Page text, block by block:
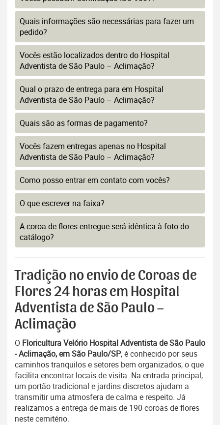
Quais informações são necessárias para fazer um
pedido?
Vocês estão localizados dentro do Hospital
Adventista de São Paulo – Aclimação?
Qual o prazo de entrega para em Hospital
Adventista de São Paulo – Aclimação?
Quais são as formas de pagamento?
Vocês fazem entregas apenas no Hospital
Adventista de São Paulo – Aclimação?
Como posso entrar em contato com vocês?
O que escrever na faixa?
A coroa de flores entregue será idêntica à foto do
catálogo?
Tradição no envio de Coroas de
Flores 24 horas em Hospital
Adventista de São Paulo –
Aclimação
O Floricultura Velório Hospital Adventista de São Paulo
- Aclimação, em São Paulo/SP, é conhecido por seus
caminhos tranquilos e setores bem organizados, o que
facilita encontrar locais de visita. Na entrada principal,
um portão tradicional e jardins discretos ajudam a
transmitir uma atmosfera de calma e respeito. Já
realizamos a entrega de mais de 190 coroas de flores
neste cemitério.